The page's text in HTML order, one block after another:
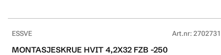
ESSVE Art.nr:
MONTASJESKRUE HVIT 4,2X32 FZB -250